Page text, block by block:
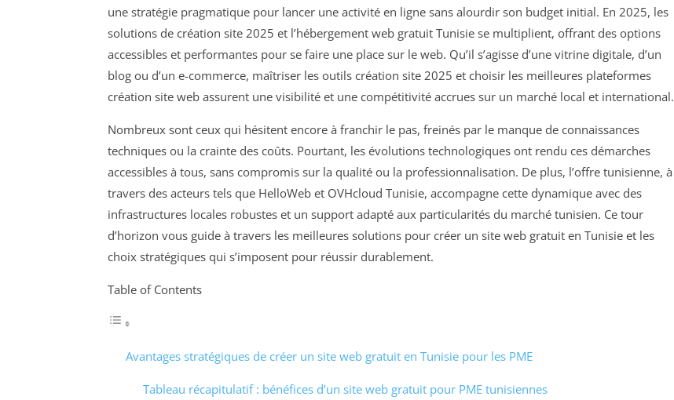
une stratégie pragmatique pour lancer une activité en ligne sans alourdir son budget initial. En 2025, les
solutions de création site 2025 et l’hébergement web gratuit Tunisie se multiplient, offrant des options
accessibles et performantes pour se faire une place sur le web. Qu’il s’agisse d’une vitrine digitale, d’un
blog ou d’un e-commerce, maîtriser les outils création site 2025 et choisir les meilleures plateformes
création site web assurent une visibilité et une compétitivité accrues sur un marché local et international.
Nombreux sont ceux qui hésitent encore à franchir le pas, freinés par le manque de connaissances
techniques ou la crainte des coûts. Pourtant, les évolutions technologiques ont rendu ces démarches
accessibles à tous, sans compromis sur la qualité ou la professionnalisation. De plus, l’offre tunisienne, à
travers des acteurs tels que HelloWeb et OVHcloud Tunisie, accompagne cette dynamique avec des
infrastructures locales robustes et un support adapté aux particularités du marché tunisien. Ce tour
d’horizon vous guide à travers les meilleures solutions pour créer un site web gratuit en Tunisie et les
choix stratégiques qui s’imposent pour réussir durablement.
Table of Contents
Avantages stratégiques de créer un site web gratuit en Tunisie pour les PME
Tableau récapitulatif : bénéfices d’un site web gratuit pour PME tunisiennes